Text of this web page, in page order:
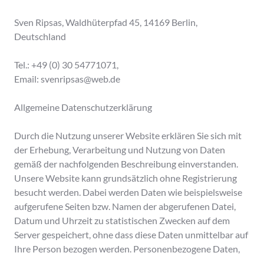
Sven Ripsas, Waldhüterpfad 45, 14169 Berlin,
Deutschland
Tel.: +49 (0) 30 54771071,
Email: svenripsas@web.de
Allgemeine Datenschutzerklärung
Durch die Nutzung unserer Website erklären Sie sich mit
der Erhebung, Verarbeitung und Nutzung von Daten
gemäß der nachfolgenden Beschreibung einverstanden.
Unsere Website kann grundsätzlich ohne Registrierung
besucht werden. Dabei werden Daten wie beispielsweise
aufgerufene Seiten bzw. Namen der abgerufenen Datei,
Datum und Uhrzeit zu statistischen Zwecken auf dem
Server gespeichert, ohne dass diese Daten unmittelbar auf
Ihre Person bezogen werden. Personenbezogene Daten,